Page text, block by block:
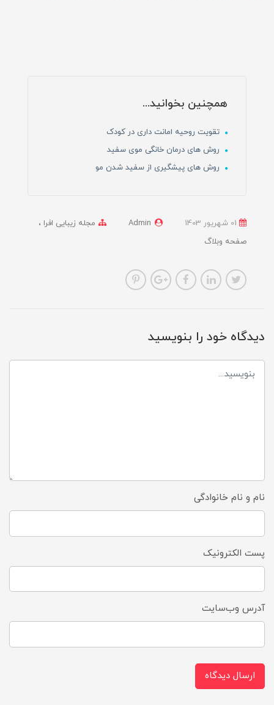
همچنین بخوانید...
تقویت روحیه امانت داری در کودک
روش های درمان خانگی موی سفید
روش های پیشگیری از سفید شدن مو
Admin
مجله زیبایی افرا
صفحه وبلاگ
دیدگاه خود را بنویسید
نام و نام خانوادگی
پست الکترونیک
آدرس وب‌سایت
ارسال دیدگاه